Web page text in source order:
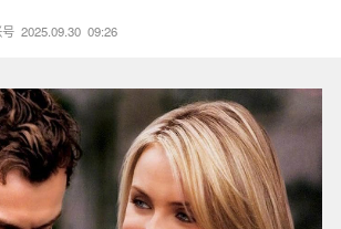
2025.09.30 09:26